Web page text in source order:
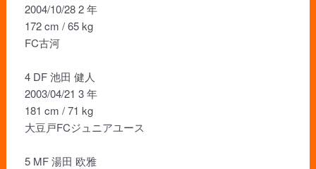
2004/10/28 2 年
172 cm / 65 kg
FC古河
4 DF 池田 健人
2003/04/21 3 年
181 cm / 71 kg
大豆戸FCジュニアユース
5 MF 湯田 欧雅